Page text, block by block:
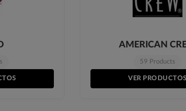
AMERICAN
59 Products
VER